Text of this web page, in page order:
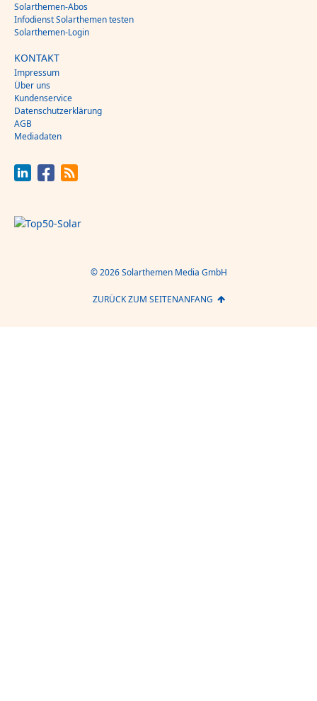
Solarthemen-Abos
Infodienst Solarthemen testen
Solarthemen-Login
KONTAKT
Impressum
Über uns
Kundenservice
Datenschutzerklärung
AGB
Mediadaten
© 2026 Solarthemen Media GmbH
ZURÜCK ZUM SEITENANFANG